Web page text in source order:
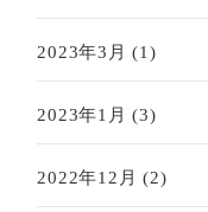
2023年3月 (1)
2023年1月 (3)
2022年12月 (2)